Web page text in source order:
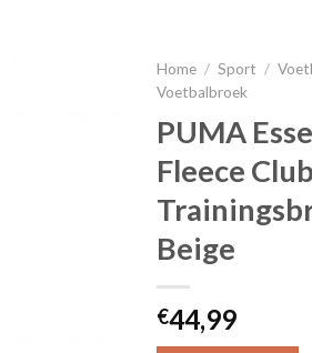
Home / Sport /
Voetbalbroek
PUMA
Fleece Club
Beige
€44,99